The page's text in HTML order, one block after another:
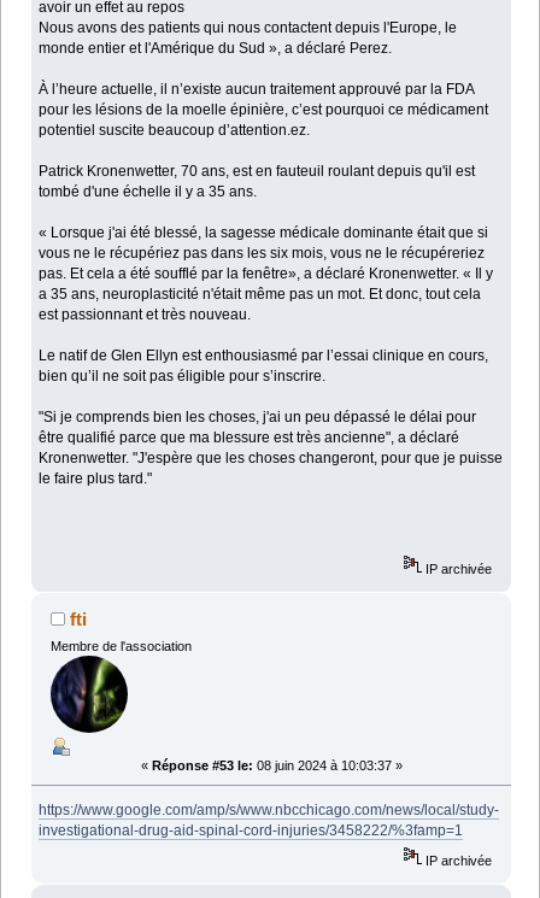
avoir un effet au repos
Nous avons des patients qui nous contactent depuis l'Europe, le
monde entier et l'Amérique du Sud », a déclaré Perez.
À l’heure actuelle, il n’existe aucun traitement approuvé par la FDA
pour les lésions de la moelle épinière, c’est pourquoi ce médicament
potentiel suscite beaucoup d’attention.ez.
Patrick Kronenwetter, 70 ans, est en fauteuil roulant depuis qu'il est
tombé d'une échelle il y a 35 ans.
« Lorsque j'ai été blessé, la sagesse médicale dominante était que si
vous ne le récupériez pas dans les six mois, vous ne le récupéreriez
pas. Et cela a été soufflé par la fenêtre», a déclaré Kronenwetter. « Il y
a 35 ans, neuroplasticité n'était même pas un mot. Et donc, tout cela
est passionnant et très nouveau.
Le natif de Glen Ellyn est enthousiasmé par l’essai clinique en cours,
bien qu’il ne soit pas éligible pour s’inscrire.
"Si je comprends bien les choses, j'ai un peu dépassé le délai pour
être qualifié parce que ma blessure est très ancienne", a déclaré
Kronenwetter. "J'espère que les choses changeront, pour que je puisse
le faire plus tard."
IP archivée
fti
Membre de l'association
« Réponse #53 le: 08 juin 2024 à 10:03:37 »
https://www.google.com/amp/s/www.nbcchicago.com/news/local/study-
investigational-drug-aid-spinal-cord-injuries/3458222/%3famp=1
IP archivée